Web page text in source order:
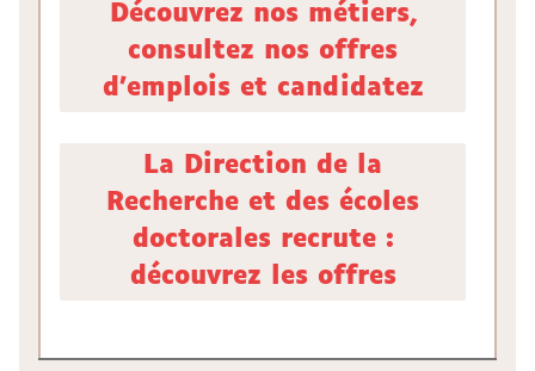
Découvrez nos métiers,
consultez nos offres
d'emplois et candidatez
La Direction de la
Recherche et des écoles
doctorales recrute :
découvrez les offres